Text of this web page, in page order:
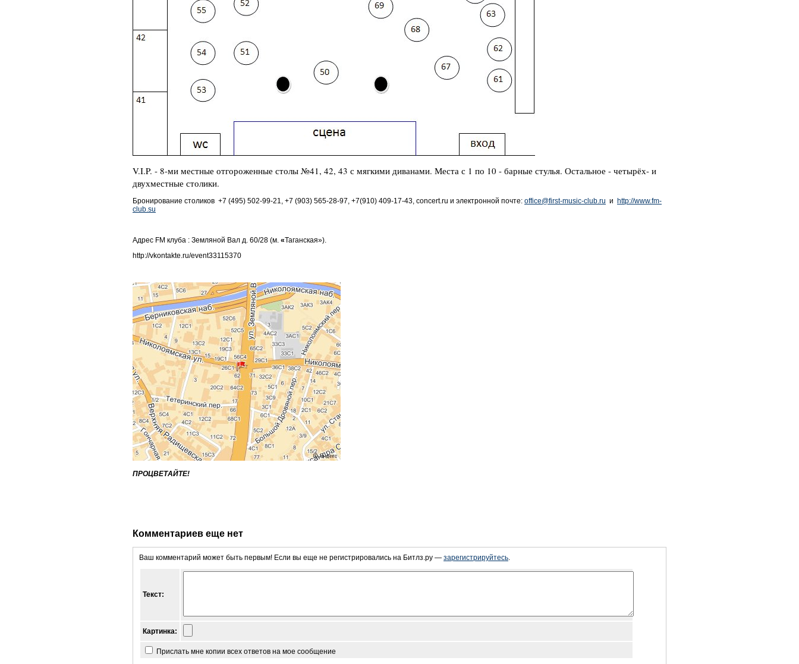
V.I.P. - 8-ми местные отгороженные столы №41, 42, 43 с мягкими диванами. Места с 1 по 10 - барные стулья. Остальное - четырёх- и
двухместные столики.
Бронирование столиков +7 (495) 502-99-21, +7 (903) 565-28-97, +7(910) 409-17-43, concert.ru и электронной почте: office@first-music-club.ru и http://www.fm-
club.su
Адрес FM клуба : Земляной Вал д. 60/28 (м. «Таганская»).
http://vkontakte.ru/event33115370
ПРОЦВЕТАЙТЕ!
Комментариев еще нет
Ваш комментарий может быть первым! Если вы еще не регистрировались на Битлз.ру — зарегистрируйтесь.
Текст:
Картинка:
Прислать мне копии всех ответов на мое сообщение